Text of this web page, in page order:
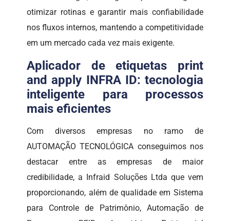
otimizar rotinas e garantir mais confiabilidade
nos fluxos internos, mantendo a competitividade
em um mercado cada vez mais exigente.
Aplicador de etiquetas print
and apply INFRA ID: tecnologia
inteligente para processos
mais eficientes
Com diversos empresas no ramo de
AUTOMAÇÃO TECNOLÓGICA conseguimos nos
destacar entre as empresas de maior
credibilidade, a Infraid Soluções Ltda que vem
proporcionando, além de qualidade em Sistema
para Controle de Patrimônio, Automação de